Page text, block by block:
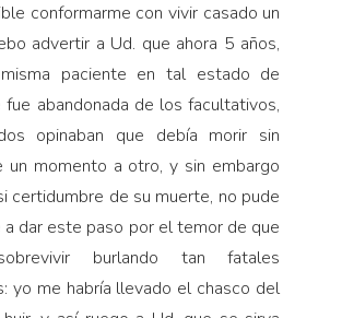
conformarme con vivir casado un
advertir a Ud. que ahora 5 años,
paciente en tal estado de
fue abandonada de los facultativos,
opinaban que debía morir sin
un momento a otro, y sin embargo
certidumbre de su muerte, no pude
dar este paso por el temor de que
burlando tan fatales
yo me habría llevado el chasco del